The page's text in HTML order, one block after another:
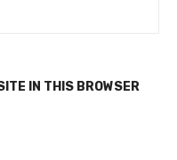
IN THIS BROWSER